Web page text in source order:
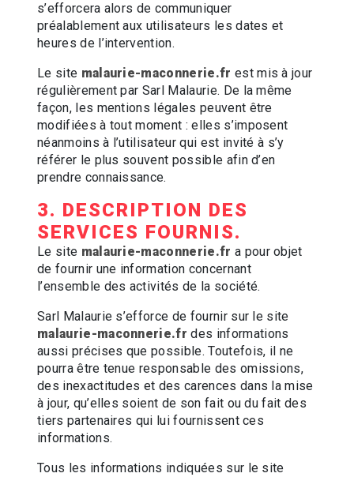
s’efforcera alors de communiquer
préalablement aux utilisateurs les dates et
heures de l’intervention.
Le site malaurie-maconnerie.fr est mis à jour
régulièrement par Sarl Malaurie. De la même
façon, les mentions légales peuvent être
modifiées à tout moment : elles s’imposent
néanmoins à l’utilisateur qui est invité à s’y
référer le plus souvent possible afin d’en
prendre connaissance.
3. DESCRIPTION DES
SERVICES FOURNIS.
Le site malaurie-maconnerie.fr a pour objet
de fournir une information concernant
l’ensemble des activités de la société.
Sarl Malaurie s’efforce de fournir sur le site
malaurie-maconnerie.fr des informations
aussi précises que possible. Toutefois, il ne
pourra être tenue responsable des omissions,
des inexactitudes et des carences dans la mise
à jour, qu’elles soient de son fait ou du fait des
tiers partenaires qui lui fournissent ces
informations.
Tous les informations indiquées sur le site